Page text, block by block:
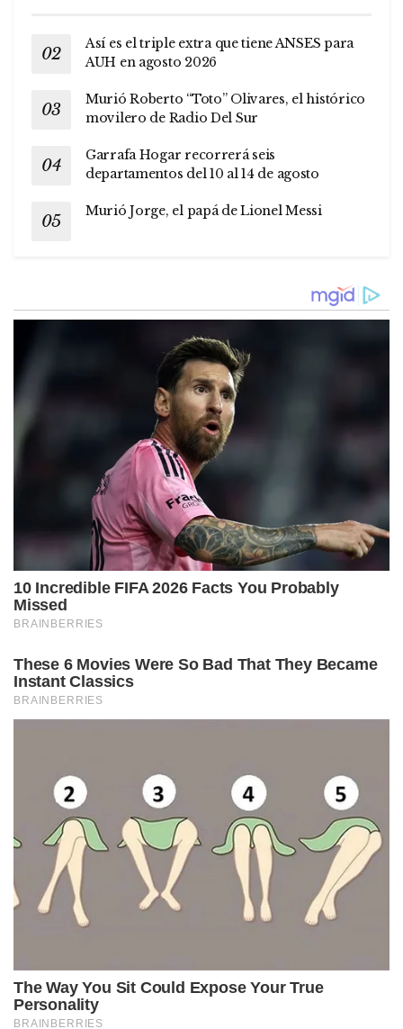
Así es el triple extra que tiene ANSES para
AUH en agosto 2026
Murió Roberto “Toto” Olivares, el histórico
movilero de Radio Del Sur
Garrafa Hogar recorrerá seis
departamentos del 10 al 14 de agosto
Murió Jorge, el papá de Lionel Messi